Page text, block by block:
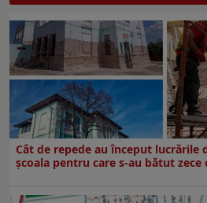
Cât de repede au început lucrările
şcoala pentru care s-au bătut